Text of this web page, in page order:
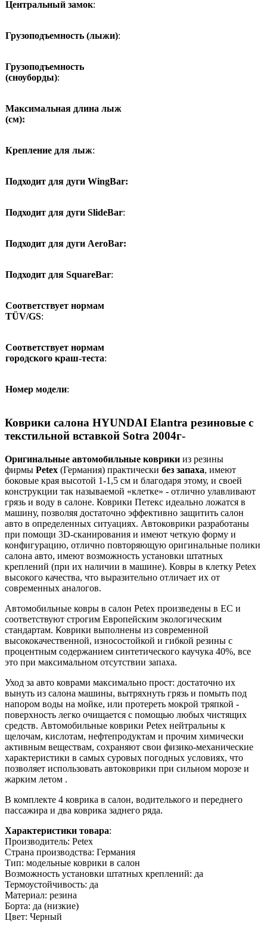
Центральный замок:
Грузоподъемность (лыжи):
Грузоподъемность
(сноуборды):
Максимальная длина лыж
(см):
Крепление для лыж:
Подходит для дуги WingBar:
Подходит для дуги SlideBar:
Подходит для дуги AeroBar:
Подходит для SquareBar:
Соответствует нормам
TÜV/GS:
Соответствует нормам
городского краш-теста:
Номер модели:
Коврики салона HYUNDAI Elantra резиновые с
текстильной вставкой Sotra 2004г-
Оригинальные автомобильные коврики из резины
фирмы Petex (Германия) практически без запаха, имеют
боковые края высотой 1-1,5 см и благодаря этому, и своей
конструкции так называемой «клетке» - отлично улавливают
грязь и воду в салоне. Коврики Петекс идеально ложатся в
машину, позволяя достаточно эффективно защитить салон
авто в определенных ситуациях. Автоковрики разработаны
при помощи 3D-сканирования и имеют четкую форму и
конфигурацию, отлично повторяющую оригинальные полики
салона авто, имеют возможность установки штатных
креплений (при их наличии в машине). Ковры в клетку Petex
высокого качества, что выразительно отличает их от
современных аналогов.
Автомобильные ковры в салон Petex произведены в ЕС и
соответствуют строгим Европейским экологическим
стандартам. Коврики выполнены из современной
высококачественной, износостойкой и гибкой резины с
процентным содержанием синтетического каучука 40%, все
это при максимальном отсутствии запаха.
Уход за авто коврами максимально прост: достаточно их
вынуть из салона машины, вытряхнуть грязь и помыть под
напором воды на мойке, или протереть мокрой тряпкой -
поверхность легко очищается с помощью любых чистящих
средств. Автомобильные коврики Petex нейтральны к
щелочам, кислотам, нефтепродуктам и прочим химически
активным веществам, сохраняют свои физико-механические
характеристики в самых суровых погодных условиях, что
позволяет использовать автоковрики при сильном морозе и
жарким летом .
В комплекте 4 коврика в салон, водителького и переднего
пассажира и два коврика заднего ряда.
Характеристики товара:
Производитель: Petex
Страна производства: Германия
Тип: модельные коврики в салон
Возможность установки штатных креплений: да
Термоустойчивость: да
Материал: резина
Борта: да (низкие)
Цвет: Черный